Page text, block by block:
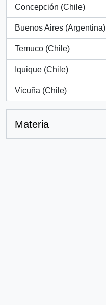
Concepción (Chile)
, 9 resultados
Buenos Aires (Argentina)
, 7 resultados
Temuco (Chile)
, 7 resultados
Iquique (Chile)
, 7 resultados
Vicuña (Chile)
, 7 resultados
Materia